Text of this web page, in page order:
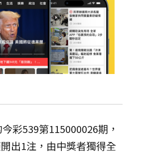
彩539第115000026期，
出1注，由中獎者獨得全